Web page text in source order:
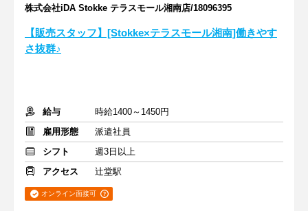
株式会社iDA Stokke テラスモール湘南店/18096395
【販売スタッフ】[Stokke×テラスモール湘南]働きやす
さ抜群♪
給与
時給1400～1450円
雇用形態
派遣社員
シフト
週3日以上
アクセス
辻堂駅
オンライン面接可